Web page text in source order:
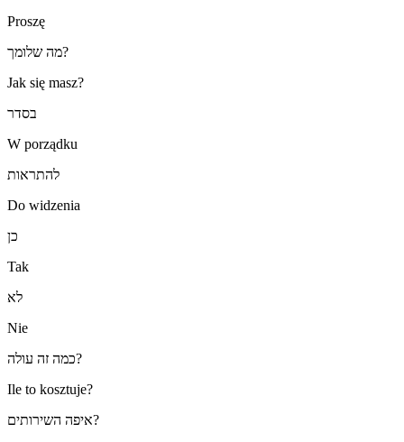
Proszę
מה שלומך?
Jak się masz?
בסדר
W porządku
להתראות
Do widzenia
כן
Tak
לא
Nie
כמה זה עולה?
Ile to kosztuje?
איפה השירותים?